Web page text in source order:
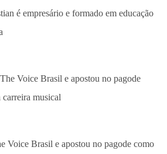
é empresário e formado em educação
Voice Brasil e apostou no pagode como